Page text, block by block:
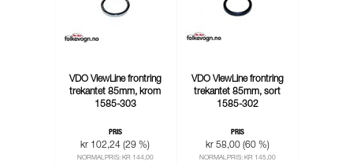
VDO ViewLine frontring
trekantet 85mm, krom
1585-303
PRIS
kr 102,24 (29 %)
NORMALPRIS: KR 144,00
VDO ViewLine frontring
trekantet 85mm, sort
1585-302
PRIS
kr 58,00 (60 %)
NORMALPRIS: KR 145,00